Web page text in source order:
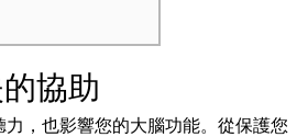
協助
，也影響您的大腦功能。從保護您